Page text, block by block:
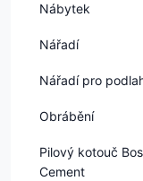
Nábytek
Nářadí
Nářadí pro
Obrábění
Pilový kotouč
Cement